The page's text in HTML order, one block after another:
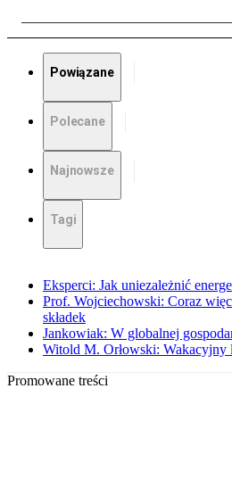
Powiązane
Polecane
Najnowsze
Tagi
Eksperci: Jak uniezależnić
Prof. Wojciechowski: Coraz
składek
Jankowiak: W globalnej
Witold M. Orłowski: Wakacyjny
Promowane treści